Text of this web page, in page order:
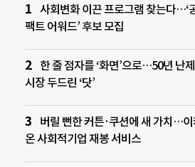
사회변화 이끈 프로그램 찾는다…‘
팩트 어워드’ 후보 모집
한 줄 점자를 ‘화면’으로…50년 난
시장 두드린 ‘닷’
버릴 뻔한 커튼·쿠션에 새 가치…이
온 사회적기업 재봉 서비스